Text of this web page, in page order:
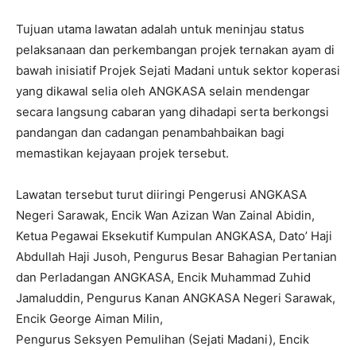
Tujuan utama lawatan adalah untuk meninjau status
pelaksanaan dan perkembangan projek ternakan ayam di
bawah inisiatif Projek Sejati Madani untuk sektor koperasi
yang dikawal selia oleh ANGKASA selain mendengar
secara langsung cabaran yang dihadapi serta berkongsi
pandangan dan cadangan penambahbaikan bagi
memastikan kejayaan projek tersebut.
Lawatan tersebut turut diiringi Pengerusi ANGKASA
Negeri Sarawak, Encik Wan Azizan Wan Zainal Abidin,
Ketua Pegawai Eksekutif Kumpulan ANGKASA, Dato’ Haji
Abdullah Haji Jusoh, Pengurus Besar Bahagian Pertanian
dan Perladangan ANGKASA, Encik Muhammad Zuhid
Jamaluddin, Pengurus Kanan ANGKASA Negeri Sarawak,
Encik George Aiman Milin,
Pengurus Seksyen Pemulihan (Sejati Madani), Encik